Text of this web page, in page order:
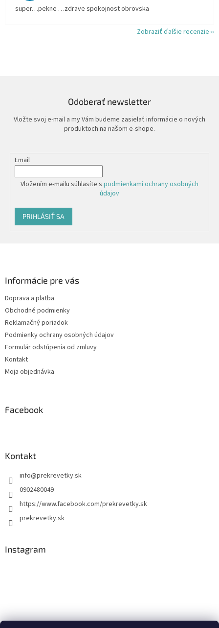
super…pekne …zdrave spokojnost obrovska
Zobraziť ďalšie recenzie
Odoberať newsletter
Vložte svoj e-mail a my Vám budeme zasielať informácie o nových
produktoch na našom e-shope.
Email
Vložením e-mailu súhlasíte s podmienkami ochrany osobných
údajov
PRIHLÁSIŤ SA
Informácie pre vás
Doprava a platba
Obchodné podmienky
Reklamačný poriadok
Podmienky ochrany osobných údajov
Formulár odstúpenia od zmluvy
Kontakt
Moja objednávka
Facebook
Kontakt
info@prekrevetky.sk
0902480049
https://www.facebook.com/prekrevetky.sk
prekrevetky.sk
Instagram